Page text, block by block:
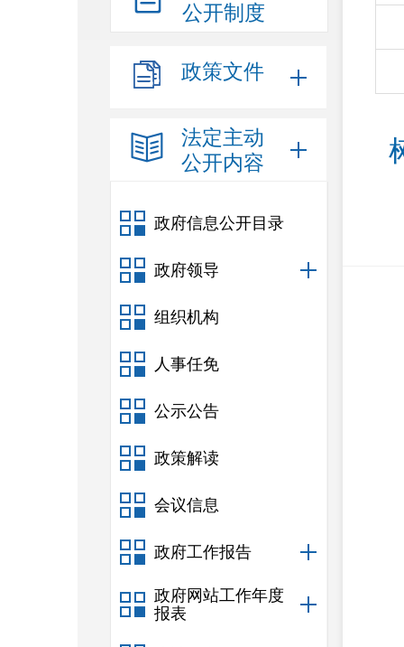
公开制度
政策文件
法定主动
公开内容
政府信息公开目录
政府领导
组织机构
人事任免
公示公告
政策解读
会议信息
政府工作报告
政府网站工作年度
报表